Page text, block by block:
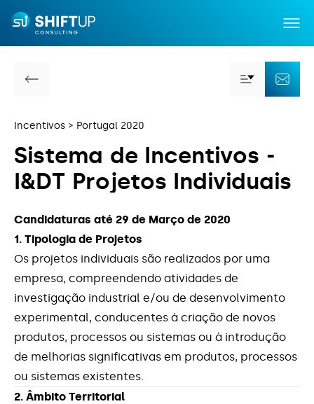
Incentivos
Capacitação
Serviços
Notícias
Sobre Nós
Contactos
Portugal 2020
Contratação de Recursos Humanos
Estágio Emprego
Estágios Profissionais
IEFP | CONVERTE +
Incentivos à Inovação Produtiva
Inovação Produtiva - PME's Peninsula de
Setúbal LVT
Internacionalização de PME’s
Mais
Incentivos Portugal 2020
Sistema de Incentivos -
I&DT Projetos Individuais
Candidaturas até 29 de Março de 2020
1. Tipologia de Projetos
Os projetos individuais são realizados por uma
empresa, compreendendo atividades de
investigação industrial e/ou de desenvolvimento
experimental, conducentes à criação de novos
produtos, processos ou sistemas ou à introdução
de melhorias significativas em produtos, processos
ou sistemas existentes.
2. Âmbito Territorial